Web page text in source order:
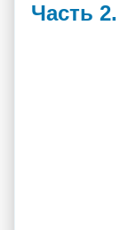
Часть 2.